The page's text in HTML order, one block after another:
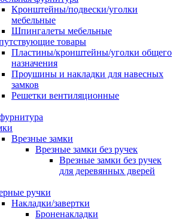
Кронштейны/подвески/уголки
мебельные
Шпингалеты мебельные
товары
Пластины/кронштейны/уголки общего
назначения
Проушины и накладки для навесных
замков
Решетки вентиляционные
Врезные замки
Врезные замки без ручек
Врезные замки без ручек
для деревянных дверей
ручки
Накладки/завертки
Броненакладки